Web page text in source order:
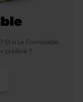
Et si Le Formidable
préféré ?